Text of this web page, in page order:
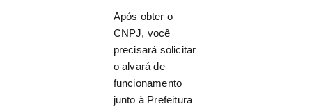
Após obter o
CNPJ, você
precisará solicitar
o alvará de
funcionamento
junto à Prefeitura